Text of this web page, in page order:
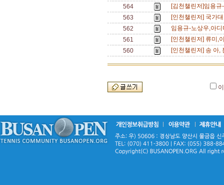
564
[김천챌린저]임용
563
[인천챌린저] 국가
562
임용규-노상우,아
561
[인천챌린저] 류미,
560
[인천챌린저] 송 아